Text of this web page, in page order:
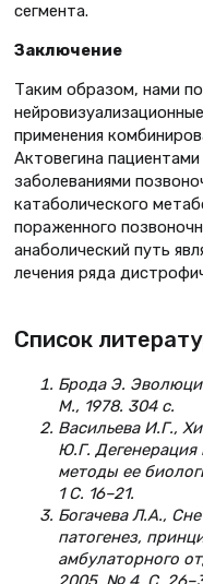
сегмента.
Заключение
Таким образом, нами
применения
Актовегина
заболеваниями
катаболического
пораженного
анаболический путь
лечения ряда
Список
Брода Э.
М., 1978. 304 с.
Васильева И.Г.,
Ю.Г.
методы ее
1 С. 16–21.
Богачева Л.А.,
патогенез,
амбулаторного